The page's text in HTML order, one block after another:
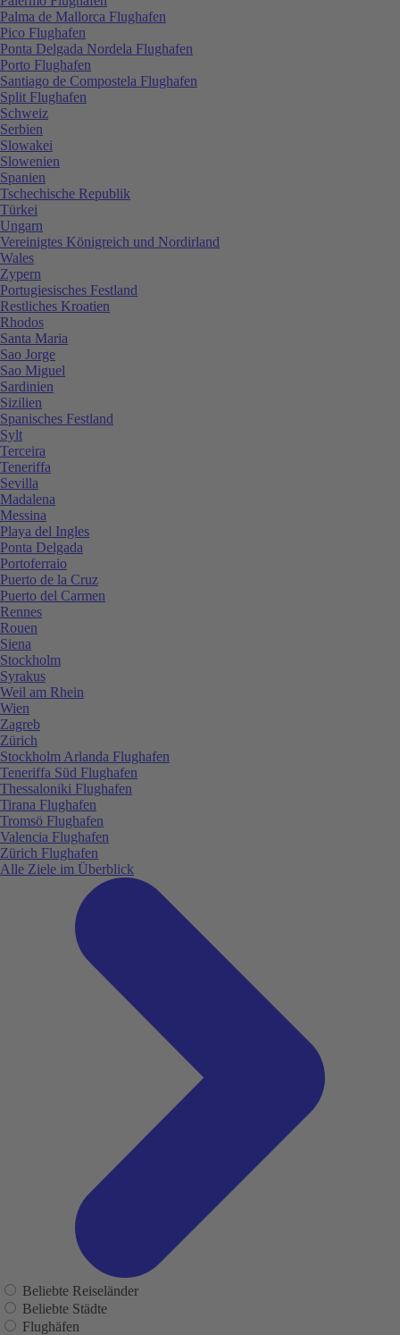
Palma de Mallorca Flughafen
Pico Flughafen
Ponta Delgada Nordela Flughafen
Porto Flughafen
Santiago de Compostela Flughafen
Split Flughafen
Schweiz
Serbien
Slowakei
Slowenien
Spanien
Tschechische Republik
Türkei
Ungarn
Vereinigtes Königreich und Nordirland
Wales
Zypern
Portugiesisches Festland
Restliches Kroatien
Rhodos
Santa Maria
Sao Jorge
Sao Miguel
Sardinien
Sizilien
Spanisches Festland
Sylt
Terceira
Teneriffa
Sevilla
Madalena
Messina
Playa del Ingles
Ponta Delgada
Portoferraio
Puerto de la Cruz
Puerto del Carmen
Rennes
Rouen
Siena
Stockholm
Syrakus
Weil am Rhein
Wien
Zagreb
Zürich
Stockholm Arlanda Flughafen
Teneriffa Süd Flughafen
Thessaloniki Flughafen
Tirana Flughafen
Tromsö Flughafen
Valencia Flughafen
Zürich Flughafen
Alle Ziele im Überblick
Beliebte Reiseländer
Beliebte Städte
Flughäfen